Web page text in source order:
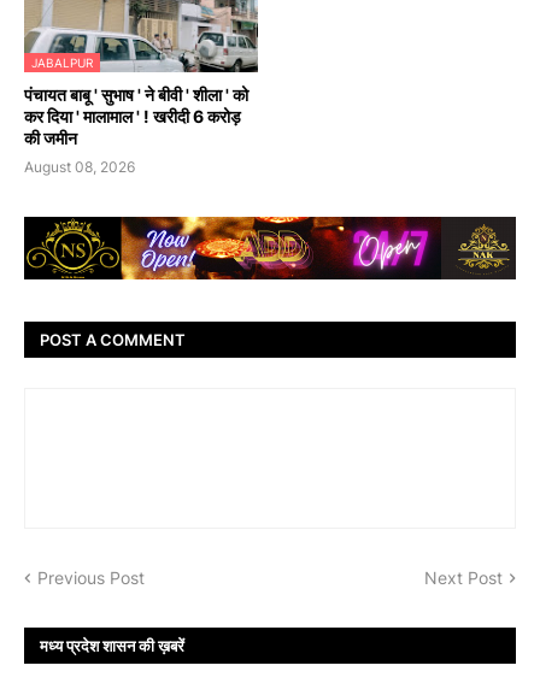
JABALPUR
पंचायत बाबू ' सुभाष ' ने बीवी ' शीला ' को
कर दिया ' मालामाल ' ! खरीदी 6 करोड़
की जमीन
August 08, 2026
POST A COMMENT
Previous Post Next Post
मध्य प्रदेश शासन की ख़बरें